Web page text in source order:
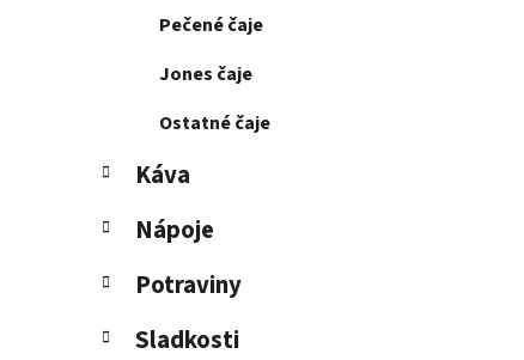
Pečené čaje
Jones čaje
Ostatné čaje
Káva
Nápoje
Potraviny
Sladkosti